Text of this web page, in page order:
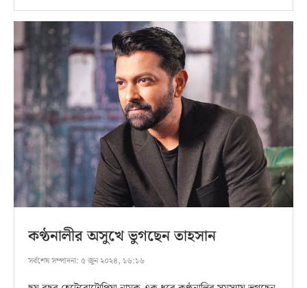
কণ্ঠনালীর অসুখে ভুগছেন তাহসান
সর্বশেষ সম্পাদনা: ৫ জুন ২০২৪, ১৬:১৬